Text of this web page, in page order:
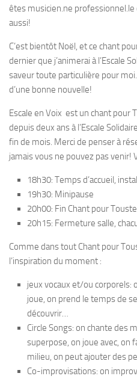
êtes musicien.ne
aussi!
C’est bientôt Noël, et ce chant
dernier que j’animerai à l’Escale
saveur toute particulière pour moi.
d’une bonne nouvelle!
Escale en Voix est un chant pour
depuis deux ans à l’Escale
fin de mois. Merci de penser à
jamais vous ne pouvez pas venir!
18h30: Temps d’accueil,
19h30: Minipause
20h00: Fin Chant pour
20h15: Fermeture salle,
Comme dans tout Chant pour
l’inspiration du moment :
jeux vocaux et/ou corporels:
joue, on prend le temps de
découvrir…
Circle Songs: on chante des
superpose, on joue avec, on
milieu, on peut ajouter des
Co-improvisations: on